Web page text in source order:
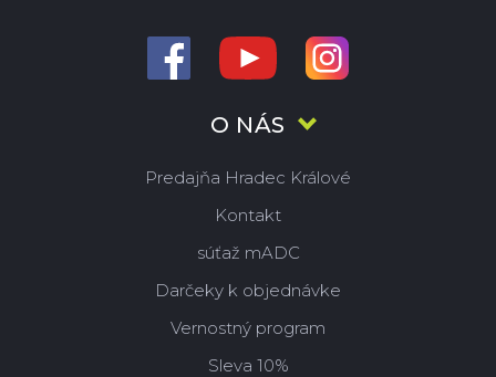
O NÁS
Predajňa Hradec Králové
Kontakt
súťaž mADC
Darčeky k objednávke
Vernostný program
Sleva 10%